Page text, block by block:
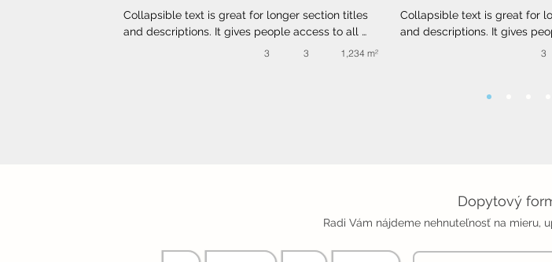
Collapsible text is great for longer section titles
and descriptions. It gives people access to all
the info they need, while keeping your layout
3 3 1,234 m²
Collapsible text is great for
and descriptions. It gives
the info they need, while
3
Dopytový
Radi Vám nájdeme nehnuteľnosť na mieru,